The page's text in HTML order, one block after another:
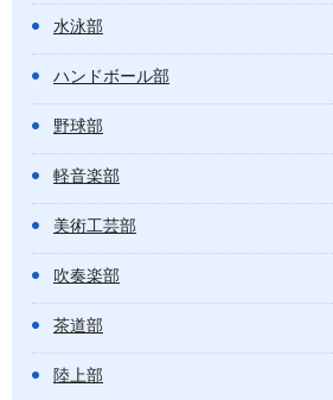
水泳部
ハンドボール部
野球部
軽音楽部
美術工芸部
吹奏楽部
茶道部
陸上部